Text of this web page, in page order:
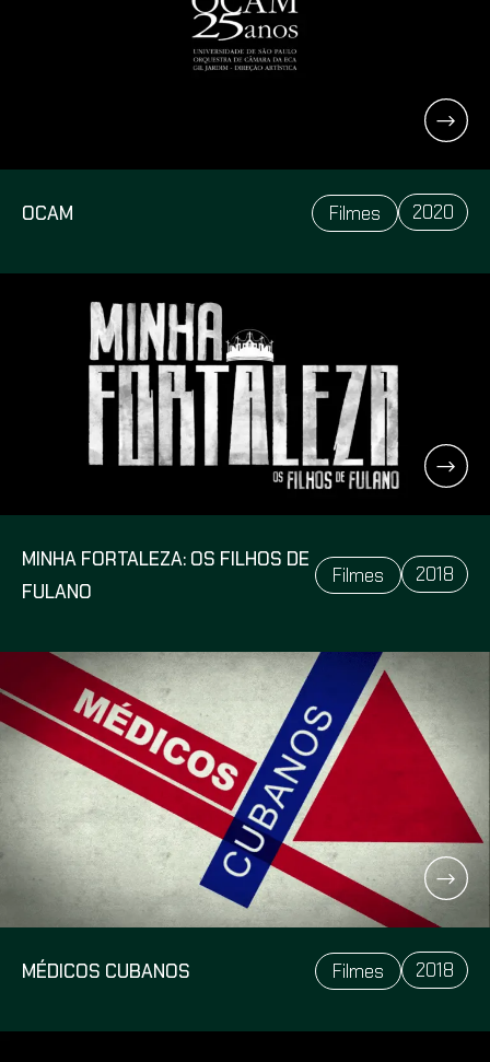
OCAM Filmes 2020
MINHA FORTALEZA: OS FILHOS DE
FULANO
Filmes 2018
MÉDICOS CUBANOS Filmes 2018